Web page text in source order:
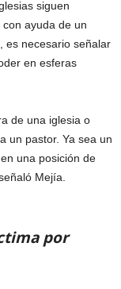
siguen
ayuda de un
es necesario señalar
en esferas
de una iglesia o
un pastor. Ya sea un
una posición de
Mejía.
por